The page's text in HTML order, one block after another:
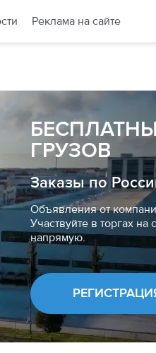
Реклама на сайте
ГРУЗОВ
Заказы по
Объявления от
Участвуйте в торгах на
напрямую.